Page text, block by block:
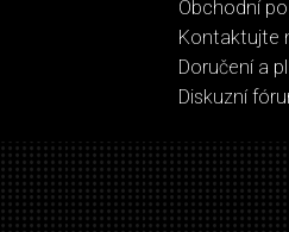
Obchodní
Kontaktujte
Doručení a
Diskuzní